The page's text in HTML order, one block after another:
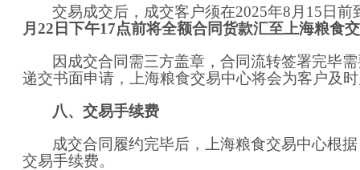
交易成交后，成交客户须在2025年8 月 15 日前
月 22 日下午17点前将全额合同货款汇至上海粮食
因成交合同需三方盖章，合同流转签署完毕
递交书面申请，上海粮食交易中心将会为客户及
八、交易手续费
成交合同履约完毕后，上海粮食交易中心根
交易手续费。